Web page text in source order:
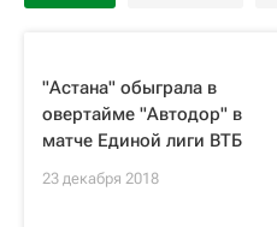
"Астана" обыграла в
овертайме "Автодор" в
матче Единой лиги ВТБ
23 декабря 2018